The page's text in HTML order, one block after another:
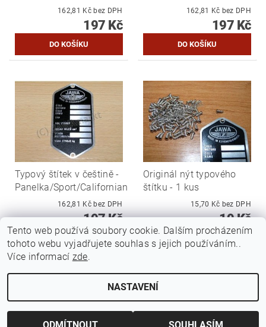
162,81 Kč bez DPH
197 Kč
162,81 Kč bez DPH
197 Kč
Typový štítek v češtině -
Panelka/Sport/Californian
162,81 Kč bez DPH
197 Kč
Originál nýt typového
štítku - 1 kus
15,70 Kč bez DPH
19 Kč
2026 ©Jawamarkt, všechna práva vyhrazenaUpravit nastavení cookies
Tento web používá soubory cookie. Dalším procházením
tohoto webu vyjadřujete souhlas s jejich používáním..
Více informací zde.
NASTAVENÍ